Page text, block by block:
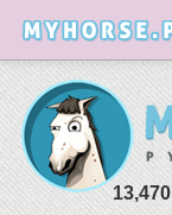
13,470